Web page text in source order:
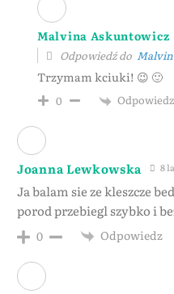
Malvina Askuntowicz
Odpowiedź do
Trzymam kciuki! 😉 🙂
0 Odpowiedz
Joanna Lewkowska 8
Ja balam sie ze kleszcze
porod przebiegl szybko i
0 Odpowiedz